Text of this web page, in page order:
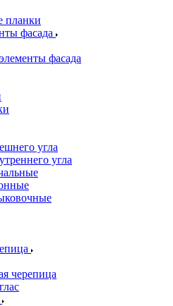
фасада
фасада
угла
угла
черепица